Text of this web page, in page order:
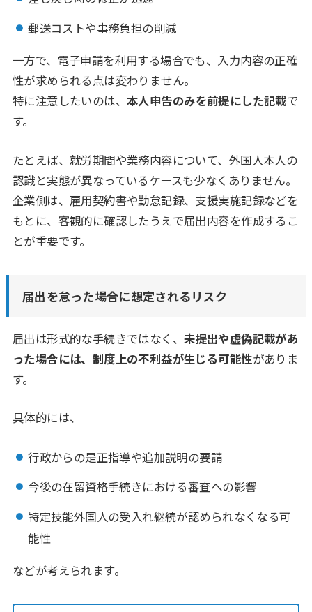
郵送コストや事務負担の削減
一方で、電子申請を利用する場合でも、入力内容の正確
性が求められる点は変わりません。
特に注意したいのは、本人申告のみを前提にした記載で
す。
たとえば、就労期間や業務内容について、外国人本人の
認識と実態が異なっているケースも少なくありません。
企業側は、雇用契約書や勤怠記録、支援実施記録などを
もとに、客観的に確認したうえで届出内容を作成するこ
とが重要です。
届出を怠った場合に想定されるリスク
届出は形式的な手続きではなく、未提出や虚偽記載があ
った場合には、制度上の不利益が生じる可能性がありま
す。
具体的には、
行政からの是正指導や追加説明の要請
今後の在留資格手続きにおける審査への影響
特定技能外国人の受入れ継続が認められなくなる可
能性
などが考えられます。